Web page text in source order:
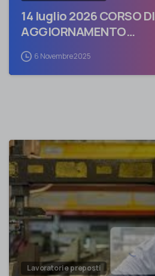
14 luglio 2026 CORSO DI
AGGIORNAMENTO…
6 Novembre 2025
Lavoratori e preposti